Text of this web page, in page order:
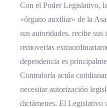
Con el Poder Legislativo,
«órgano auxiliar» de la
sus autoridades, recibe
removerlas
dependencia es
Contraloría actúa
necesitar autorización
dictámenes. El Legislativo